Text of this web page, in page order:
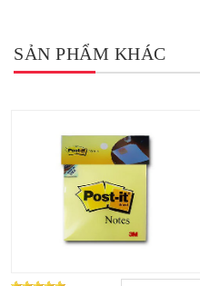
SẢN PHẨM KHÁC